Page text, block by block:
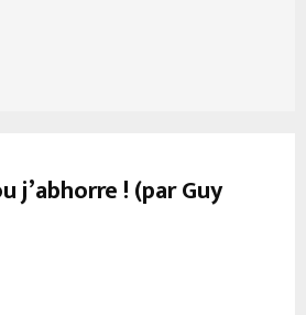
j’abhorre ! (par Guy